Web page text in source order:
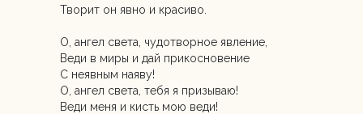
Творит он явно и красиво.
О, ангел света, чудотворное явление,
Веди в миры и дай прикосновение
С неявным наяву!
О, ангел света, тебя я призываю!
Веди меня и кисть мою веди!